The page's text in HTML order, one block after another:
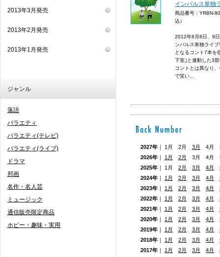
2013年3月発売
2013年2月発売
2013年1月発売
ジャンル
落語
バラエティ
バラエティ(テレビ)
バラエティ(ライブ)
ドラマ
邦画
名作・名人芸
ミュージック
通信販売限定商品
ホビー・趣味・実用
インパルス単独
商品番号：YRBN-
込）
2012年8月8日、9
ンパルス単独ライ
となるコント7本を
下室｣と連動した3
コントとは異なり
で笑い...
2027年 ｜ 1月 2月 3月
4月
2026年 ｜ 1月 2月
3月 4月
2025年 ｜ 1月 2月 3月 4月
2024年 ｜ 1月 2月 3月 4月
2023年 ｜ 1月 2月 3月 4月
2022年 ｜ 1月 2月 3月 4月
2021年 ｜ 1月 2月 3月 4月
2020年 ｜ 1月 2月 3月 4月
2019年 ｜ 1月 2月 3月 4月
2018年 ｜ 1月 2月 3月 4月
2017年 ｜ 1月 2月 3月 4月